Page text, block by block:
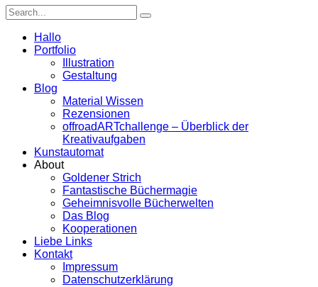
Hallo
Portfolio
Illustration
Gestaltung
Blog
Material Wissen
Rezensionen
offroadARTchallenge – Überblick der
Kreativaufgaben
Kunstautomat
About
Goldener Strich
Fantastische Büchermagie
Geheimnisvolle Bücherwelten
Das Blog
Kooperationen
Liebe Links
Kontakt
Impressum
Datenschutzerklärung